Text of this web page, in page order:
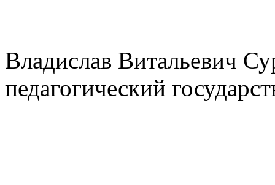
Владислав Витальевич
педагогический